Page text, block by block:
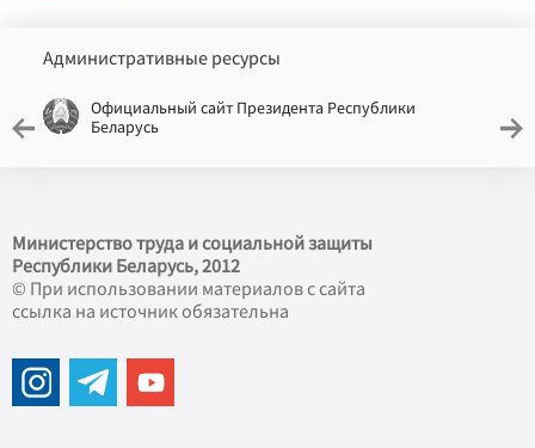
Административные ресурсы
Официальный сайт Президента Республики
Беларусь
Министерство труда и социальной защиты
Республики Беларусь, 2012
© При использовании материалов с сайта
ссылка на источник обязательна